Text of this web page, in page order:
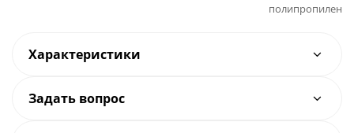
полипропилен
Характеристики
Задать вопрос